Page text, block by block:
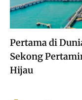
Pertama di
Sekong
Hijau